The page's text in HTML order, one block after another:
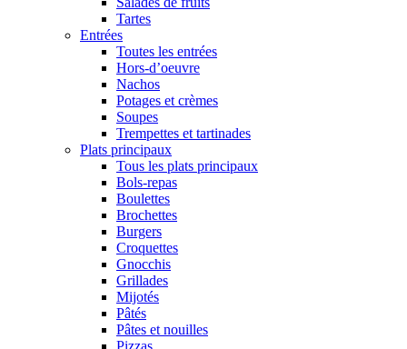
Tartes
Entrées
Toutes les entrées
Hors-d’oeuvre
Nachos
Potages et crèmes
Soupes
Trempettes et tartinades
Plats principaux
Tous les plats principaux
Bols-repas
Boulettes
Brochettes
Burgers
Croquettes
Gnocchis
Grillades
Mijotés
Pâtés
Pâtes et nouilles
Pizzas